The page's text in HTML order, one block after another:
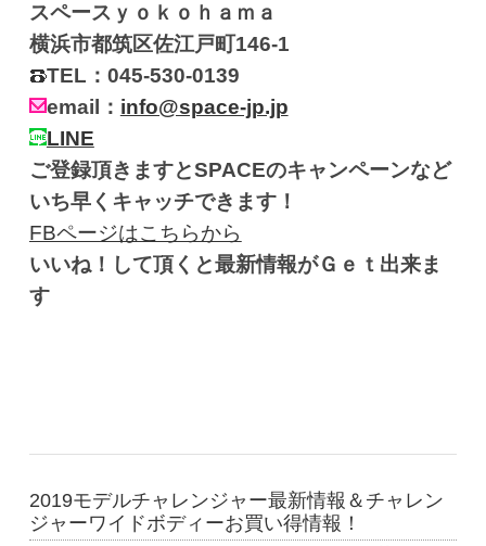
スペースｙｏｋｏｈａｍａ
横浜市都筑区佐江戸町146-1
TEL：045-530-0139
email： info@space-jp.jp
LINE
ご登録頂きますとSPACEのキャンペーンなど
いち早くキャッチできます！
FBページはこちらから
いいね！して頂くと最新情報がＧｅｔ出来ま
す
2019モデルチャレンジャー最新情報＆チャレン
ジャーワイドボディーお買い得情報！